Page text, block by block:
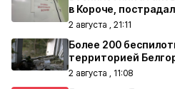
в Короче,
2 августа , 21:11
Более 200
территорией
2 августа , 11:08